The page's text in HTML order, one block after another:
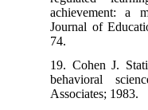
achievement: a
Journal of
74.
19. Cohen J.
behavioral
Associates; 1983.